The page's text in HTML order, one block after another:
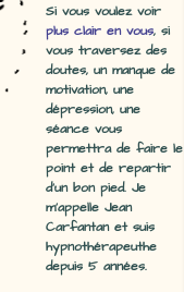
Si vous voulez voir
plus clair en vous, si
vous traversez des
doutes, un manque de
motivation, une
dépression, une
séance vous
permettra de faire le
point et de repartir
d'un bon pied. Je
m'appelle Jean
Carfantan et suis
hypnothérapeuthe
depuis 5 années.